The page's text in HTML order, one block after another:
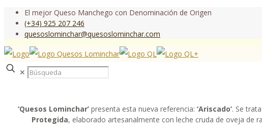
El mejor Queso Manchego con Denominación de Origen
(+34) 925 207 246
quesoslominchar@quesoslominchar.com
✕
‘Quesos Lominchar’ presenta esta nueva referencia: ‘Ariscado’. Se
Protegida, elaborado artesanalmente con leche cruda de oveja de